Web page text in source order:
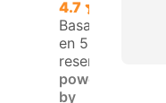
4.7
Basado
en 53
reseñas.
powered
by